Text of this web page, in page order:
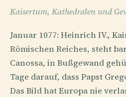
Kaisertum, Kathedralen und
Januar 1077: Heinrich IV.,
Römischen Reiches, steht
Canossa, in Bußgewand
Tage darauf, dass Papst
Das Bild hat Europa nie